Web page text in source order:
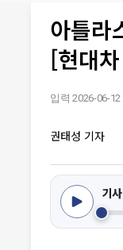
아틀라
[현대
입력 2026-06-12
권태성 기자
기